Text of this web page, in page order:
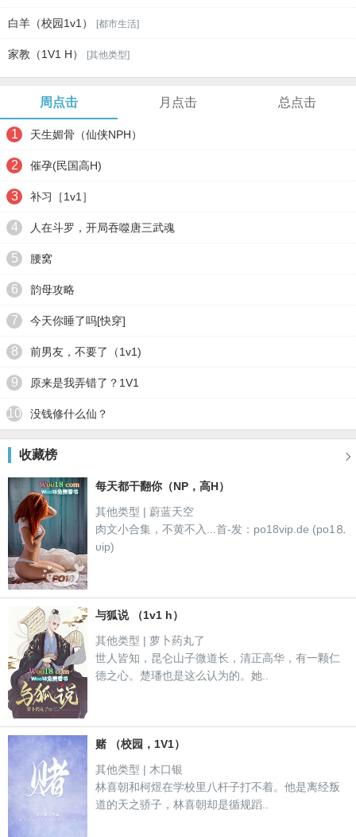
白羊（校园1v1） [都市生活]
家教（1V1 H） [其他类型]
周点击 月点击 总点击
1 天生媚骨（仙侠NPH）
2 催孕(民国高H)
3 补习［1v1］
4 人在斗罗，开局吞噬唐三武魂
5 腰窝
6 韵母攻略
7 今天你睡了吗[快穿]
8 前男友，不要了（1v1)
9 原来是我弄错了？1V1
10 没钱修什么仙？
收藏榜 
每天都干翻你（NP，高H）
其他类型 | 蔚蓝天空
肉文小合集，不黄不入...首-发：po18vip.de (po1⒏
υip)
与狐说 （1v1 h）
其他类型 | 萝卜药丸了
世人皆知，昆仑山子微道长，清正高华，有一颗仁
德之心。楚璠也是这么认为的。她..
赌 （校园，1V1）
其他类型 | 木口银
林喜朝和柯煜在学校里八杆子打不着。他是离经叛
道的天之骄子，林喜朝却是循规蹈..